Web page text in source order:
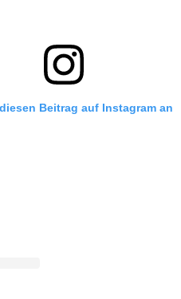
Beitrag auf Instagram an